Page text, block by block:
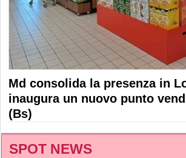
Md consolida la presenza in
inaugura un nuovo punto
(Bs)
SPOT NEWS